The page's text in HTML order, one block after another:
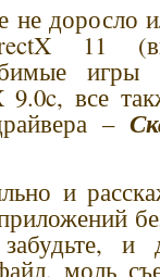
не доросло
11
9.0c, все
–
и
моль